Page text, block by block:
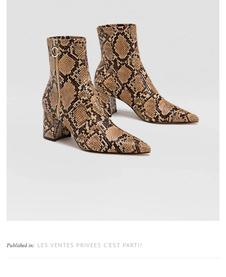
Published in: LES VENTES PRIVEES C’EST PARTI!